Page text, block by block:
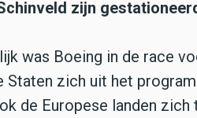
zijn
was Boeing in de race
Staten zich uit het
de Europese landen